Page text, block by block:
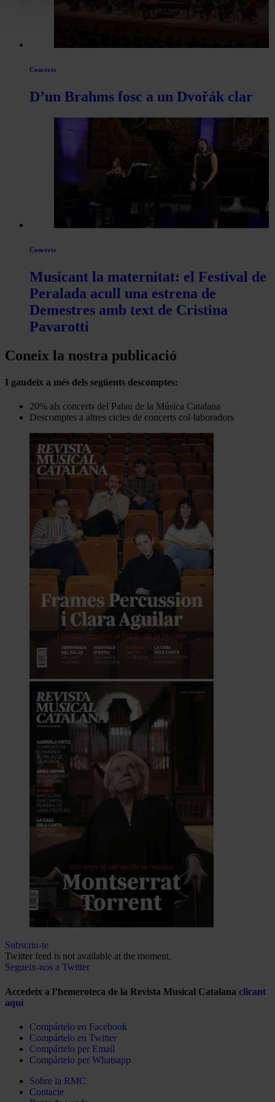
Concerts
D’un Brahms fosc a un Dvořák clar
Concerts
Musicant la maternitat: el Festival de
Peralada acull una estrena de
Demestres amb text de Cristina
Pavarotti
Coneix la nostra publicació
I gaudeix a més dels següents descomptes:
20% als concerts del Palau de la Música Catalana
Descomptes a altres cicles de concerts col·laboradors
Subscriu-te
Twitter feed is not available at the moment.
Segueix-nos a Twitter
Accedeix a l’hemeroteca de la Revista Musical Catalana clicant
aquí
Compártelo en Facebook
Compártelo en Twitter
Compártelo per Email
Compártelo per Whatsapp
Sobre la RMC
Contacte